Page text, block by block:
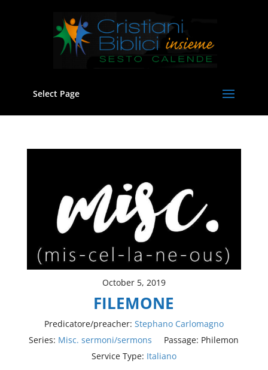
Select Page
October 5, 2019
FILEMONE
Predicatore/preacher: Stephano Carlomagno
Series: Misc. sermoni/sermons Passage: Philemon
Service Type: Italiano